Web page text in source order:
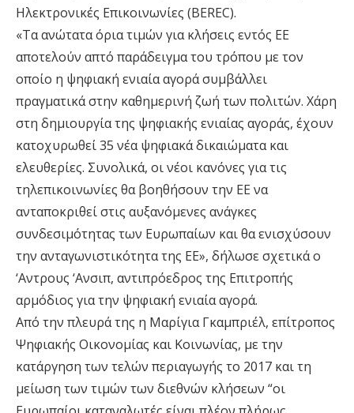
Ηλεκτρονικές Επικοινωνίες (BEREC).
«Τα ανώτατα όρια τιμών για κλήσεις εντός ΕΕ
αποτελούν απτό παράδειγμα του τρόπου με τον
οποίο η ψηφιακή ενιαία αγορά συμβάλλει
πραγματικά στην καθημερινή ζωή των πολιτών. Χάρη
στη δημιουργία της ψηφιακής ενιαίας αγοράς, έχουν
κατοχυρωθεί 35 νέα ψηφιακά δικαιώματα και
ελευθερίες. Συνολικά, οι νέοι κανόνες για τις
τηλεπικοινωνίες θα βοηθήσουν την ΕΕ να
ανταποκριθεί στις αυξανόμενες ανάγκες
συνδεσιμότητας των Ευρωπαίων και θα ενισχύσουν
την ανταγωνιστικότητα της ΕΕ», δήλωσε σχετικά ο
‘Αντρους ‘Ανσιπ, αντιπρόεδρος της Επιτροπής
αρμόδιος για την ψηφιακή ενιαία αγορά.
Από την πλευρά της η Μαρίγια Γκαμπριέλ, επίτροπος
Ψηφιακής Οικονομίας και Κοινωνίας, με την
κατάργηση των τελών περιαγωγής το 2017 και τη
μείωση των τιμών των διεθνών κλήσεων “οι